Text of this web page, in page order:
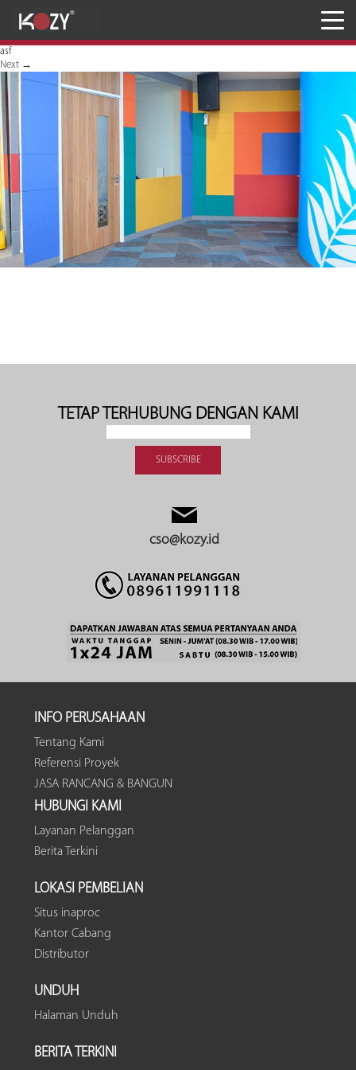
asf
Next →
TETAP TERHUBUNG DENGAN KAMI
cso@kozy.id
INFO PERUSAHAAN
Tentang Kami
Referensi Proyek
JASA RANCANG & BANGUN
HUBUNGI KAMI
Layanan Pelanggan
Berita Terkini
LOKASI PEMBELIAN
Situs inaproc
Kantor Cabang
Distributor
UNDUH
Halaman Unduh
BERITA TERKINI
Penyimpanan
JASA RANCANG & BANGUN